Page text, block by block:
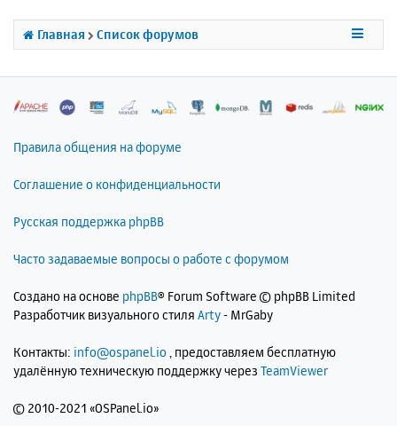
с
н
ч
Главная Список форумов
Правила общения на форуме
Соглашение о конфиденциальности
Русская поддержка phpBB
Часто задаваемые вопросы о работе с форумом
Создано на основе phpBB® Forum Software © phpBB Limited
Разработчик визуального стиля Arty- MrGaby
Контакты: info@ospanel.io , предоставляем бесплатную
удалённую техническую поддержку через TeamViewer
© 2010-2021 «OSPanel.io»